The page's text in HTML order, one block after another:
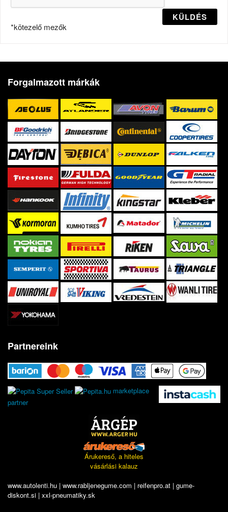
KÜLDÉS
*kötezelő mezők
Forgalmazott márkák
Partnereink
marketplace
partner
Árukereső, a hiteles
vásárlási kalauz
www.autolenti.hu | www.rabljenegume.com | reifenpro.at | gume-
diskont.si | xxl-pneumatiky.sk